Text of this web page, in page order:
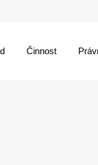
Činnost